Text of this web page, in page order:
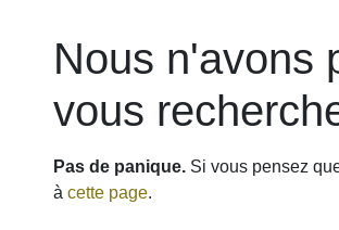
Erreur 404
Nous n'avons
vous
Pas de panique. Si vous pensez
message àcette page